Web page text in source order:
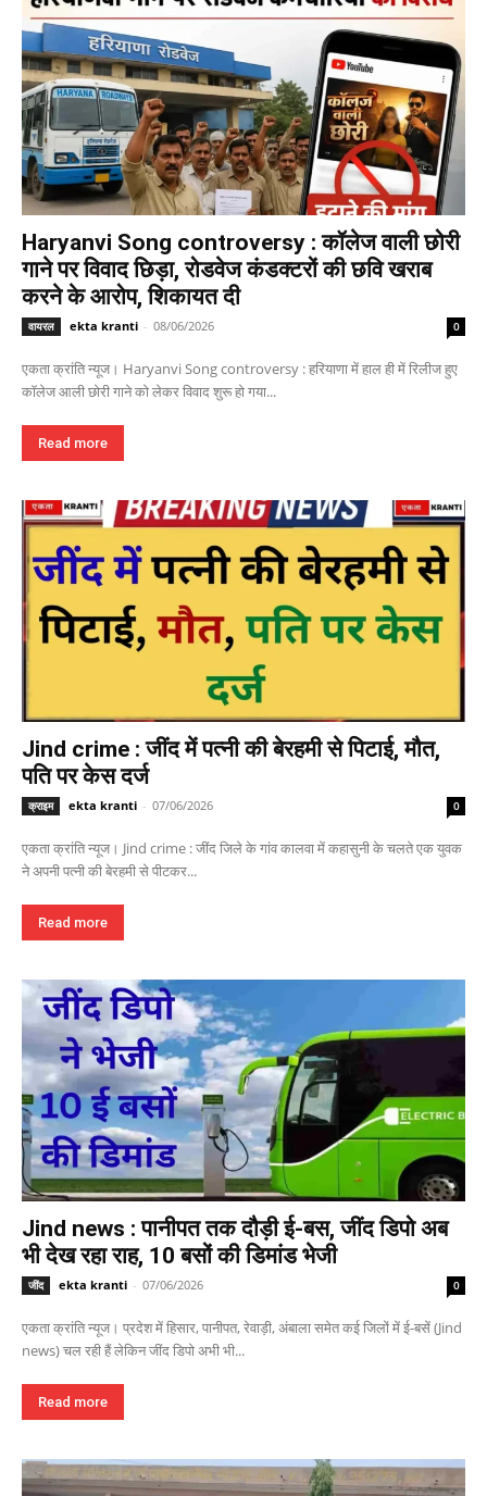
Haryanvi Song controversy : कॉलेज वाली छोरी
गाने पर विवाद छिड़ा, रोडवेज कंडक्टरों की छवि खराब
करने के आरोप, शिकायत दी
वायरल ekta kranti - 08/06/2026 0
एकता क्रांति न्यूज। Haryanvi Song controversy : हरियाणा में हाल ही में रिलीज हुए
कॉलेज आली छोरी गाने को लेकर विवाद शुरू हो गया...
Read more
Jind crime : जींद में पत्नी की बेरहमी से पिटाई, मौत,
पति पर केस दर्ज
क्राइम ekta kranti - 07/06/2026 0
एकता क्रांति न्यूज। Jind crime : जींद जिले के गांव कालवा में कहासुनी के चलते एक युवक
ने अपनी पत्नी की बेरहमी से पीटकर...
Read more
Jind news : पानीपत तक दौड़ी ई-बस, जींद डिपो अब
भी देख रहा राह, 10 बसों की डिमांड भेजी
जींद ekta kranti - 07/06/2026 0
एकता क्रांति न्यूज। प्रदेश में हिसार, पानीपत, रेवाड़ी, अंबाला समेत कई जिलों में ई-बसें (Jind
news) चल रही हैं लेकिन जींद डिपो अभी भी...
Read more